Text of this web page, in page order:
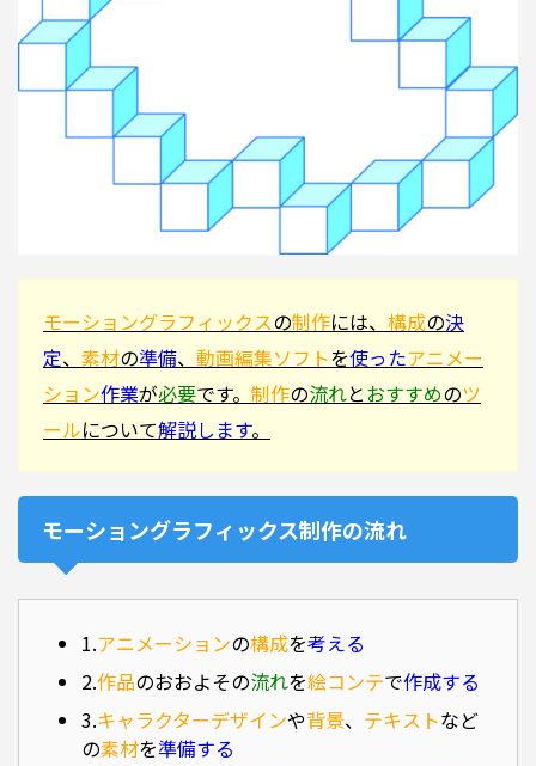
モーショングラフィックスの制作には、 構成の決
定、 素材の準備、 動画編集ソフトを使ったアニメー
ション作業が必要です。 制作の流れとおすすめのツ
ールについて解説します。
モーショングラフィックス制作の流れ
1.アニメーションの構成を考える
2.作品のおおよその流れを絵コンテで作成する
3.キャラクターデザインや背景、 テキストなど
の素材を準備する